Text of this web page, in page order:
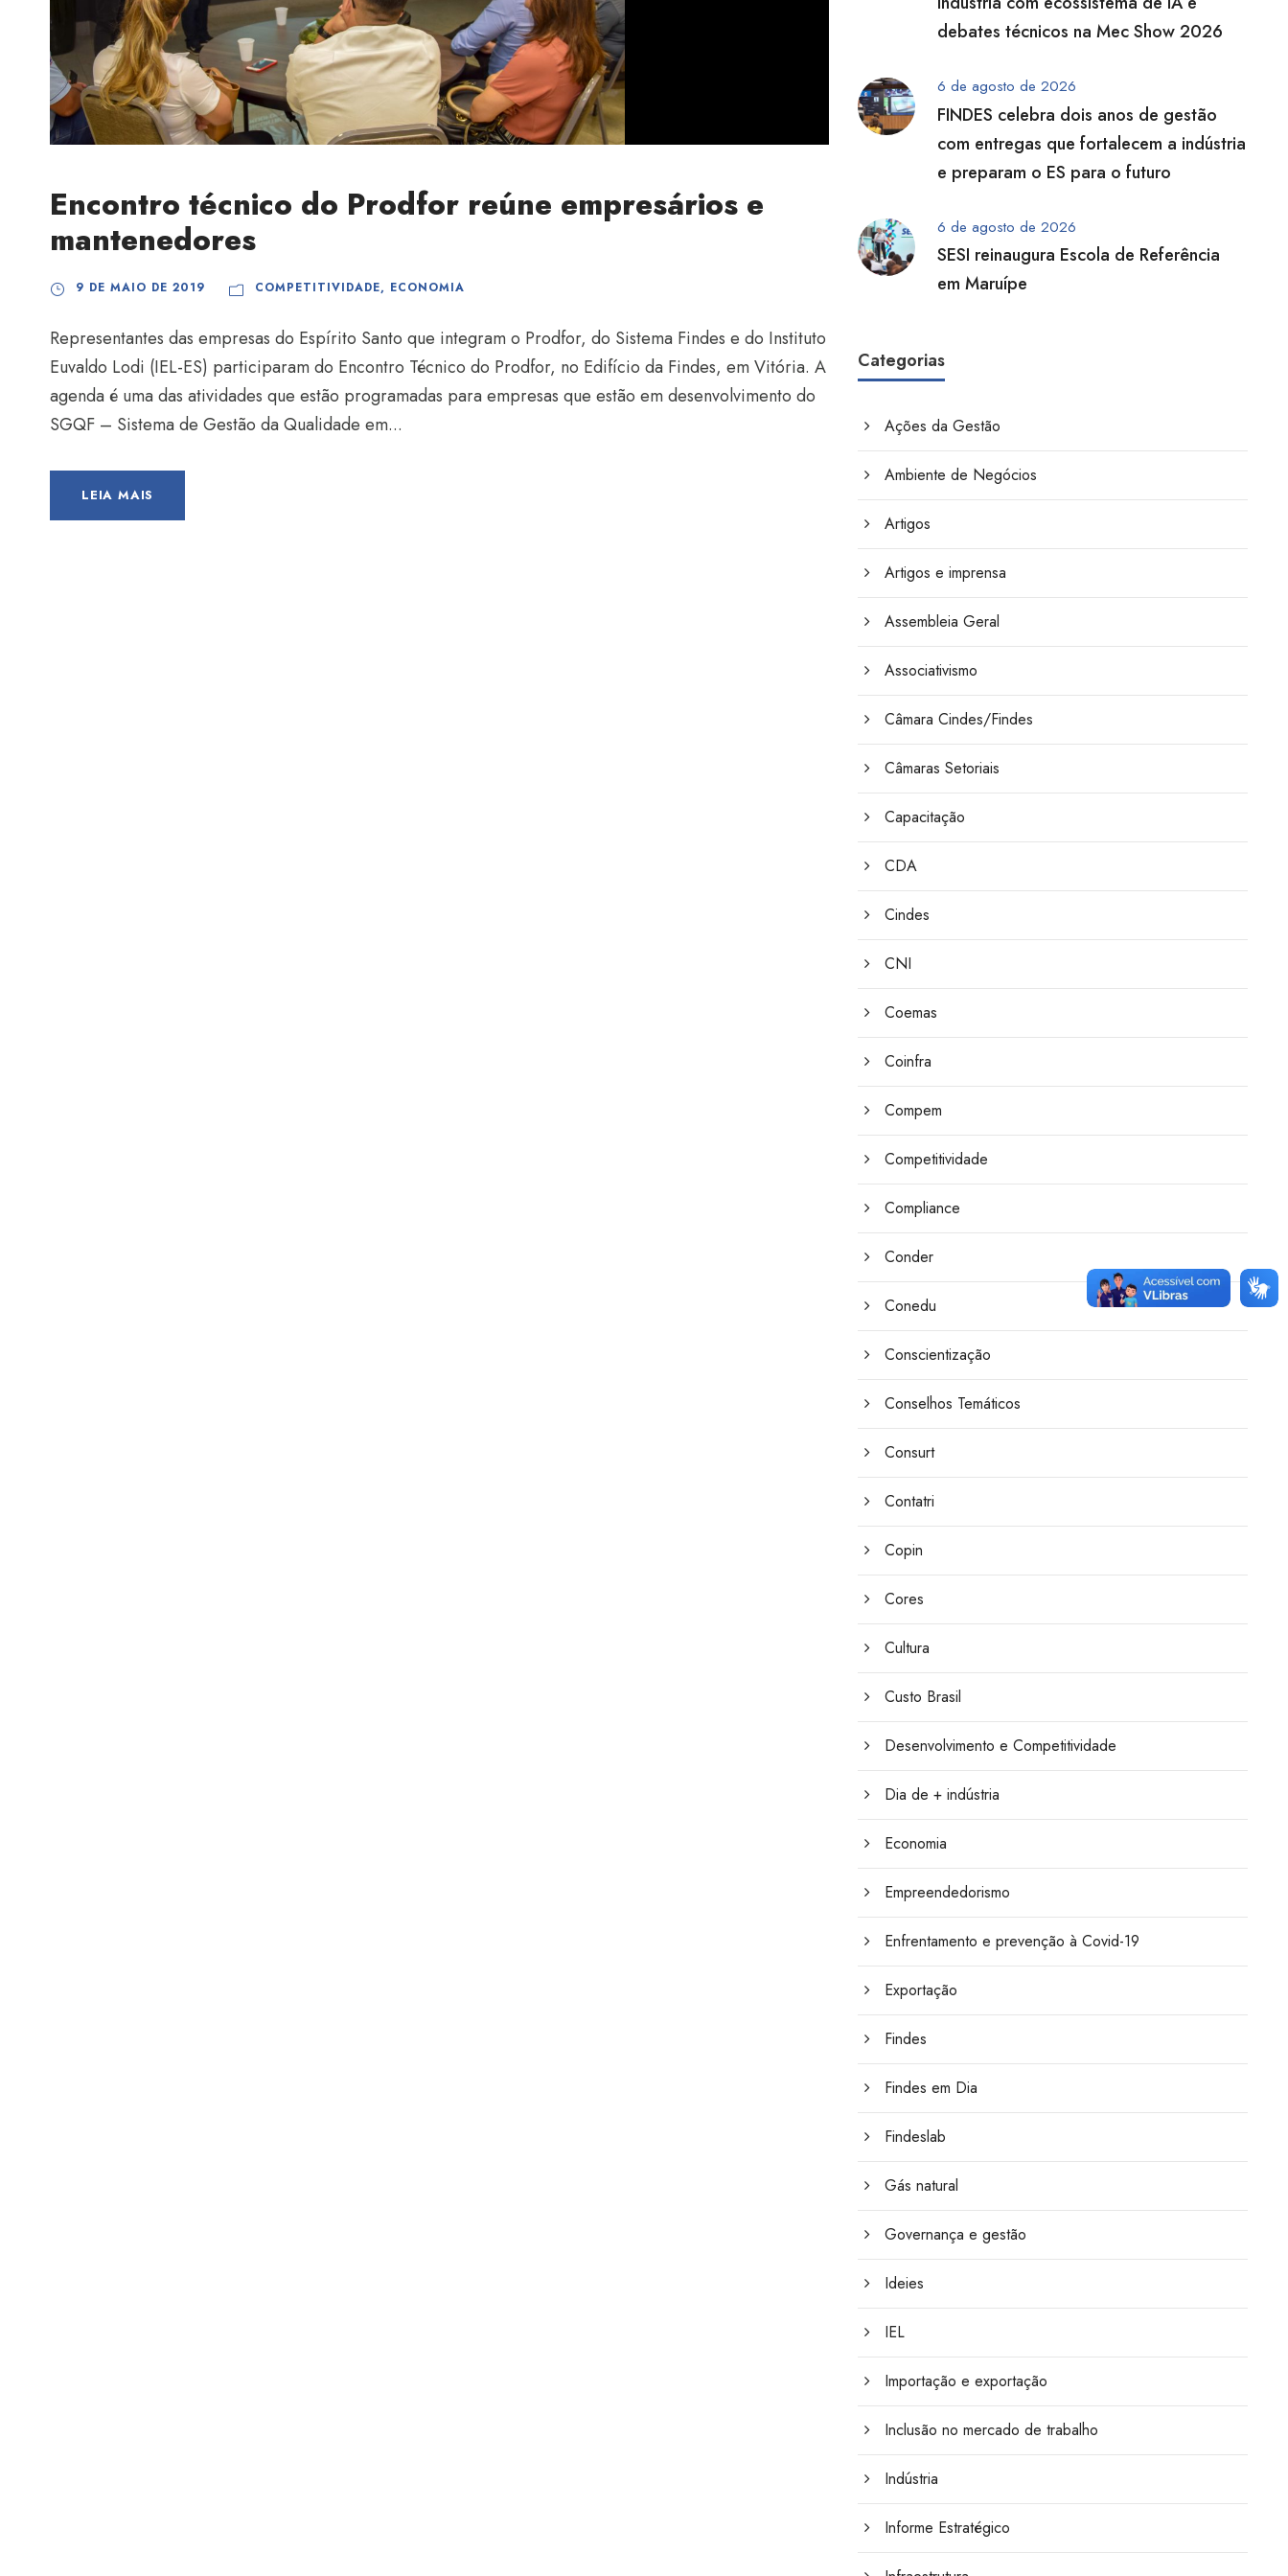
Encontro técnico do Prodfor reúne empresários e
mantenedores
9 DE MAIO DE 2019 COMPETITIVIDADE, ECONOMIA
Representantes das empresas do Espírito Santo que integram o Prodfor, do Sistema Findes e do Instituto
Euvaldo Lodi (IEL-ES) participaram do Encontro Técnico do Prodfor, no Edifício da Findes, em Vitória. A
agenda é uma das atividades que estão programadas para empresas que estão em desenvolvimento do
SGQF – Sistema de Gestão da Qualidade em...
LEIA MAIS
debates técnicos na Mec Show 2026
6 de agosto de 2026
FINDES celebra dois anos de gestão
com entregas que fortalecem a indústria
e preparam o ES para o futuro
6 de agosto de 2026
SESI reinaugura Escola de Referência
em Maruípe
Categorias
Ações da Gestão
Ambiente de Negócios
Artigos
Artigos e imprensa
Assembleia Geral
Associativismo
Câmara Cindes/Findes
Câmaras Setoriais
Capacitação
CDA
Cindes
CNI
Coemas
Coinfra
Compem
Competitividade
Compliance
Conder
Conedu
Conscientização
Conselhos Temáticos
Consurt
Contatri
Copin
Cores
Cultura
Custo Brasil
Desenvolvimento e Competitividade
Dia de + indústria
Economia
Empreendedorismo
Enfrentamento e prevenção à Covid-19
Exportação
Findes
Findes em Dia
Findeslab
Gás natural
Governança e gestão
Ideies
IEL
Importação e exportação
Inclusão no mercado de trabalho
Indústria
Informe Estratégico